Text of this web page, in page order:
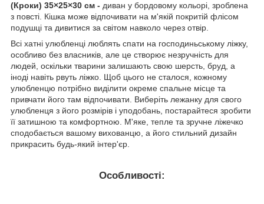
(Кроки) 35×25×30 см - диван у бордовому кольорі, зроблена
з повсті. Кішка може відпочивати на м'якій покритій флісом
подушці та дивитися за світом навколо через отвір.
Всі хатні улюбленці люблять спати на господиньському ліжку,
особливо без власників, але це створює незручність для
людей, оскільки тварини залишають свою шерсть, бруд, а
іноді навіть рвуть ліжко. Щоб цього не сталося, кожному
улюбленцю потрібно виділити окреме спальне місце та
привчати його там відпочивати. Виберіть лежанку для свого
улюбленця з його розмірів і уподобань, постарайтеся зробити
її затишною та комфортною. М'яке, тепле та зручне ліжечко
сподобається вашому вихованцю, а його стильний дизайн
прикрасить будь-який інтер'єр.
Особливості: